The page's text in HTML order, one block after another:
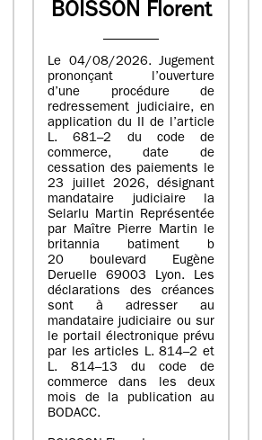
BOISSON Florent
Le 04/08/2026. Jugement
prononçant l’ouverture
d’une procédure de
redressement judiciaire, en
application du II de l’article
L. 681–2 du code de
commerce, date de
cessation des paiements le
23 juillet 2026, désignant
mandataire judiciaire la
Selarlu Martin Représentée
par Maître Pierre Martin le
britannia batiment b
20 boulevard Eugène
Deruelle 69003 Lyon. Les
déclarations des créances
sont à adresser au
mandataire judiciaire ou sur
le portail électronique prévu
par les articles L. 814–2 et
L. 814–13 du code de
commerce dans les deux
mois de la publication au
BODACC.